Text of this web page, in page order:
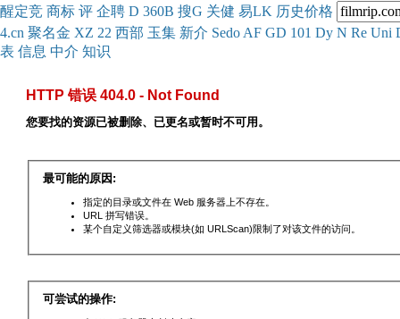
醒定竞 商标 评 企聘 D 360B 搜G 关健 易LK 历史价格
4.cn 聚名金 XZ 22 西部 玉集 新介 Sedo AF GD 101 Dy N Re Uni
表 信息 中介 知识